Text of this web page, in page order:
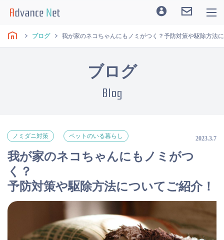
ブログ 我が家のネコちゃんにもノミがつく？予防対策や駆除方法
ブログ
Blog
ノミダニ対策 ペットのいる暮らし 2023.3.7
我が家のネコちゃんにもノミがつ
く？
予防対策や駆除方法についてご紹介！